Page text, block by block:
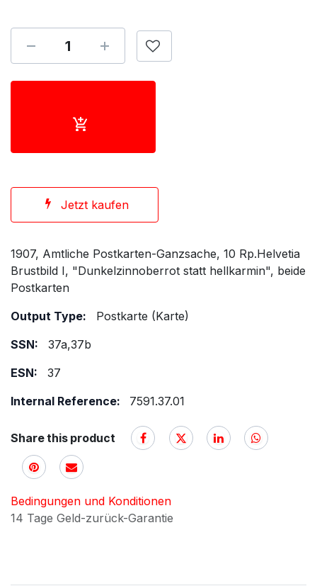
Jetzt kaufen
1907, Amtliche Postkarten-Ganzsache, 10 Rp.Helvetia
Brustbild I, "Dunkelzinnoberrot statt hellkarmin", beide
Postkarten
Output Type:
Postkarte (Karte)
SSN:
37a,37b
ESN:
37
Internal Reference:
7591.37.01
Share this product
Bedingungen und Konditionen
14 Tage Geld-zurück-Garantie